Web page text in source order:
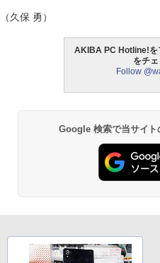
（久保 勇）
AKIBA PC Hotline!を
をチェ
Follow
Google 検索で当サイト